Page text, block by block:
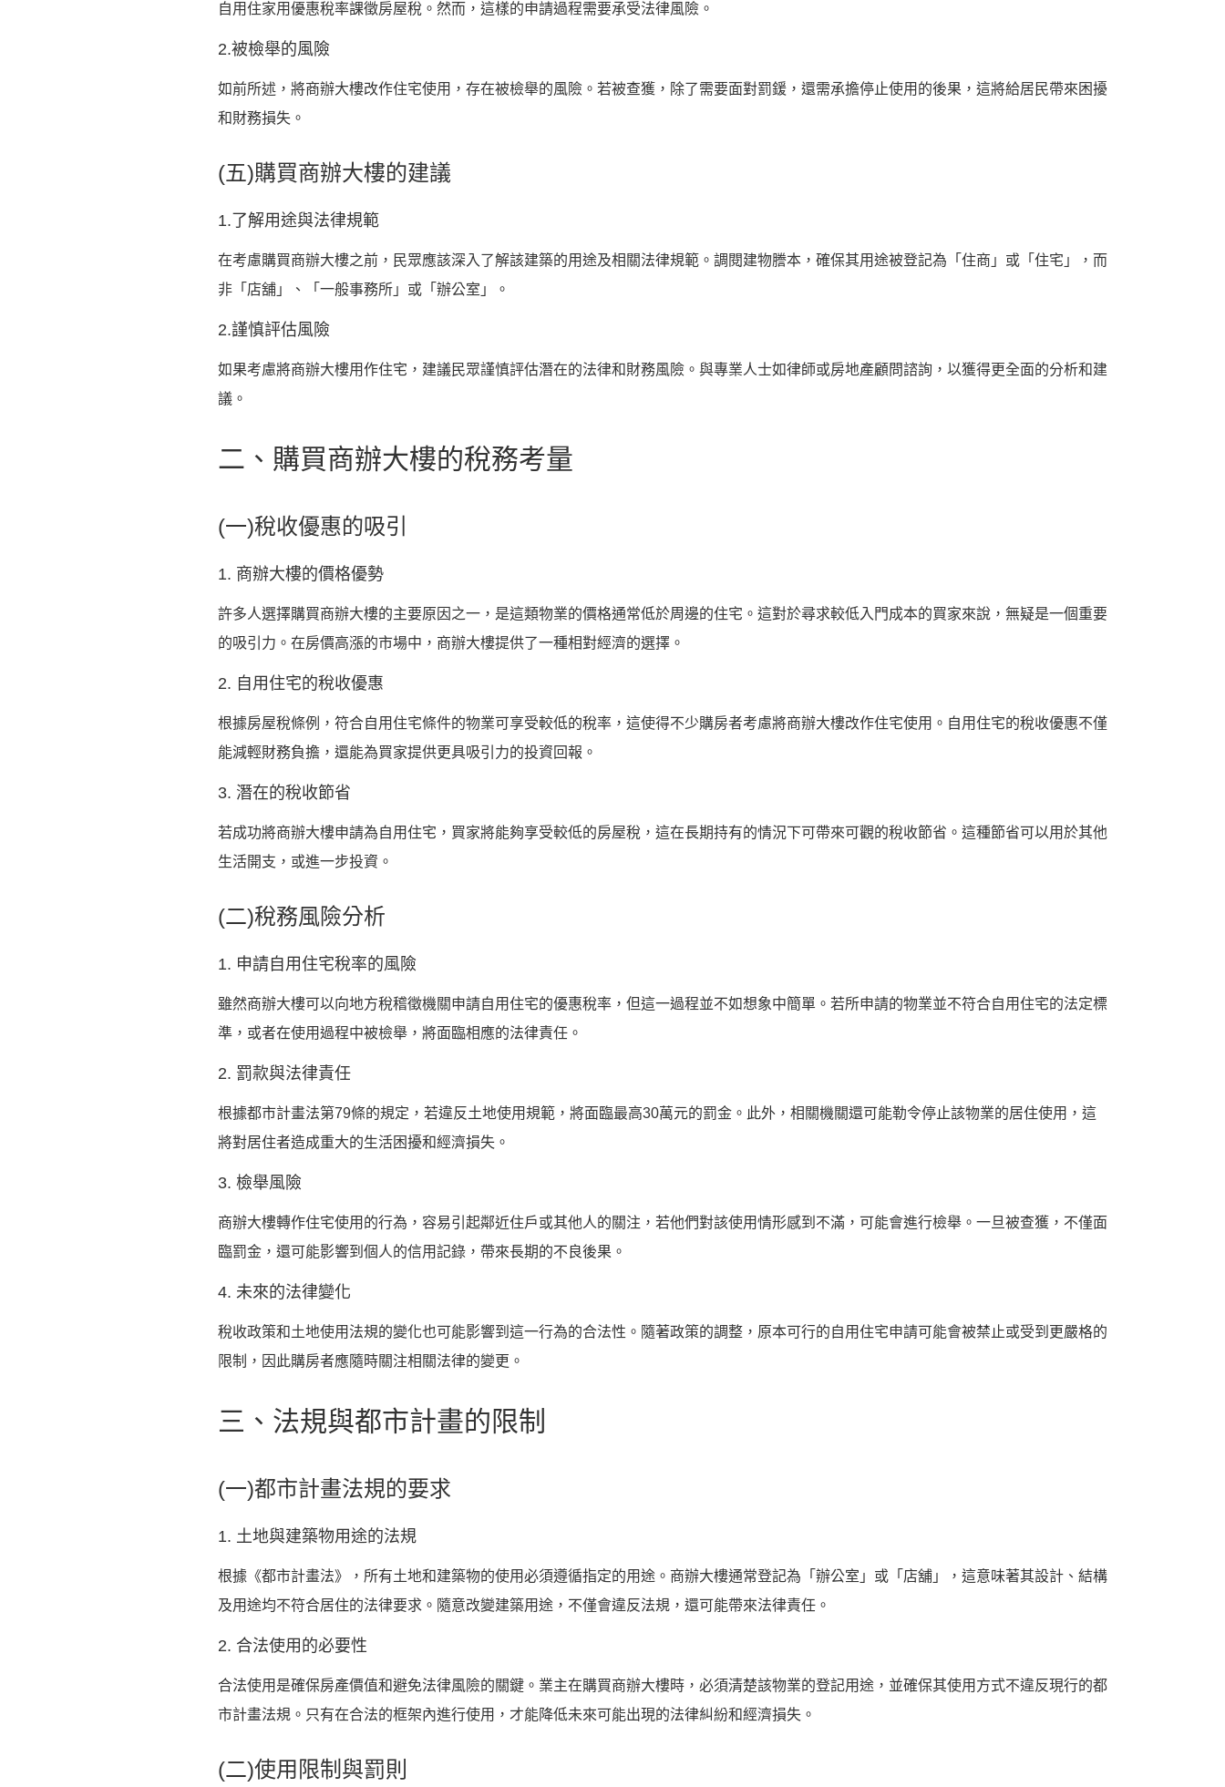
自用住家用優惠稅率課徵房屋稅。然而，這樣的申請過程需要承受法律風險。
2.被檢舉的風險
如前所述，將商辦大樓改作住宅使用，存在被檢舉的風險。若被查獲，除了需要面對罰鍰，還需承擔停止使用的後果，這將給居民帶來困擾
和財務損失。
(五)購買商辦大樓的建議
1.了解用途與法律規範
在考慮購買商辦大樓之前，民眾應該深入了解該建築的用途及相關法律規範。調閱建物謄本，確保其用途被登記為「住商」或「住宅」，而
非「店舖」、「一般事務所」或「辦公室」。
2.謹慎評估風險
如果考慮將商辦大樓用作住宅，建議民眾謹慎評估潛在的法律和財務風險。與專業人士如律師或房地產顧問諮詢，以獲得更全面的分析和建
議。
二、購買商辦大樓的稅務考量
(一)稅收優惠的吸引
1. 商辦大樓的價格優勢
許多人選擇購買商辦大樓的主要原因之一，是這類物業的價格通常低於周邊的住宅。這對於尋求較低入門成本的買家來說，無疑是一個重要
的吸引力。在房價高漲的市場中，商辦大樓提供了一種相對經濟的選擇。
2. 自用住宅的稅收優惠
根據房屋稅條例，符合自用住宅條件的物業可享受較低的稅率，這使得不少購房者考慮將商辦大樓改作住宅使用。自用住宅的稅收優惠不僅
能減輕財務負擔，還能為買家提供更具吸引力的投資回報。
3. 潛在的稅收節省
若成功將商辦大樓申請為自用住宅，買家將能夠享受較低的房屋稅，這在長期持有的情況下可帶來可觀的稅收節省。這種節省可以用於其他
生活開支，或進一步投資。
(二)稅務風險分析
1. 申請自用住宅稅率的風險
雖然商辦大樓可以向地方稅稽徵機關申請自用住宅的優惠稅率，但這一過程並不如想象中簡單。若所申請的物業並不符合自用住宅的法定標
準，或者在使用過程中被檢舉，將面臨相應的法律責任。
2. 罰款與法律責任
根據都市計畫法第79條的規定，若違反土地使用規範，將面臨最高30萬元的罰金。此外，相關機關還可能勒令停止該物業的居住使用，這
將對居住者造成重大的生活困擾和經濟損失。
3. 檢舉風險
商辦大樓轉作住宅使用的行為，容易引起鄰近住戶或其他人的關注，若他們對該使用情形感到不滿，可能會進行檢舉。一旦被查獲，不僅面
臨罰金，還可能影響到個人的信用記錄，帶來長期的不良後果。
4. 未來的法律變化
稅收政策和土地使用法規的變化也可能影響到這一行為的合法性。隨著政策的調整，原本可行的自用住宅申請可能會被禁止或受到更嚴格的
限制，因此購房者應隨時關注相關法律的變更。
三、法規與都市計畫的限制
(一)都市計畫法規的要求
1. 土地與建築物用途的法規
根據《都市計畫法》，所有土地和建築物的使用必須遵循指定的用途。商辦大樓通常登記為「辦公室」或「店舖」，這意味著其設計、結構
及用途均不符合居住的法律要求。隨意改變建築用途，不僅會違反法規，還可能帶來法律責任。
2. 合法使用的必要性
合法使用是確保房產價值和避免法律風險的關鍵。業主在購買商辦大樓時，必須清楚該物業的登記用途，並確保其使用方式不違反現行的都
市計畫法規。只有在合法的框架內進行使用，才能降低未來可能出現的法律糾紛和經濟損失。
(二)使用限制與罰則